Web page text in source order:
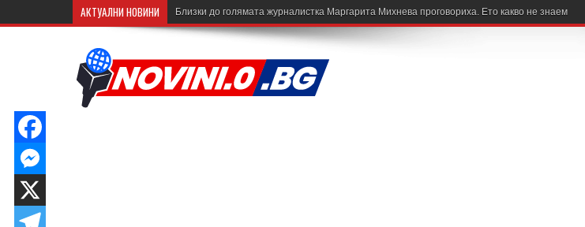
АКТУАЛНИ НОВИНИ Близки до голямата журналистка Маргарита Михнева проговориха. Ето какво не знаем